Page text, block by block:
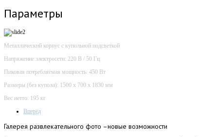
Параметры
Металлический корпус с купольной подсветкой
Напряжение электросети: 220 В / 50 Гц
Пиковая потребляемая мощность: 450 Вт
Размеры (без купола): 1500 х 700 х 1830 мм
Вес нетто: 195 кг
Вперёд
Галерея развлекательного фото –новые возможности